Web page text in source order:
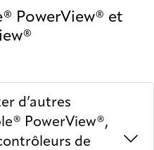
PowerView® et
d’autres
PowerView®,
de